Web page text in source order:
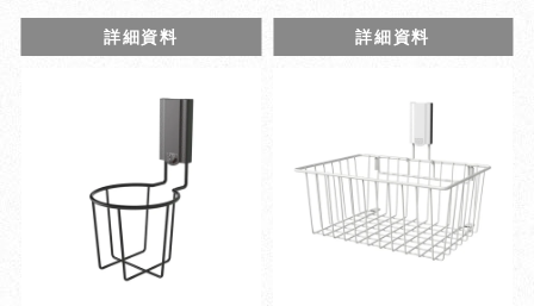
詳細資料 詳細資料